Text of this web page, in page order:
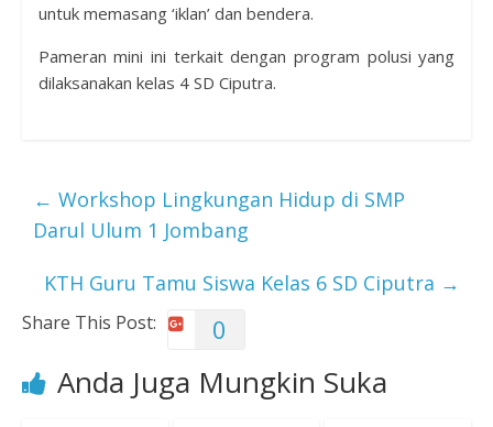
untuk memasang ‘iklan’ dan bendera.
Pameran mini ini terkait dengan program polusi yang
dilaksanakan kelas 4 SD Ciputra.
← Workshop Lingkungan Hidup di SMP
Darul Ulum 1 Jombang
KTH Guru Tamu Siswa Kelas 6 SD Ciputra →
Share This Post: 0
Anda Juga Mungkin Suka